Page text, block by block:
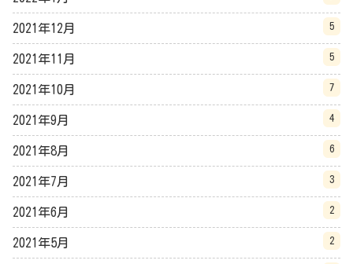
2021年12月 5
2021年11月 5
2021年10月 7
2021年9月 4
2021年8月 6
2021年7月 3
2021年6月 2
2021年5月 2